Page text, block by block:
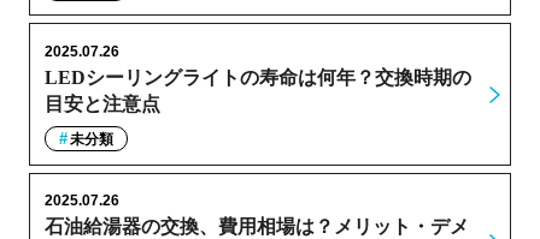
LEDシーリングライトの寿命は何年？交換時期の
目安と注意点
2025.07.26
未分類
石油給湯器の交換、費用相場は？メリット・デメ
2025.07.26